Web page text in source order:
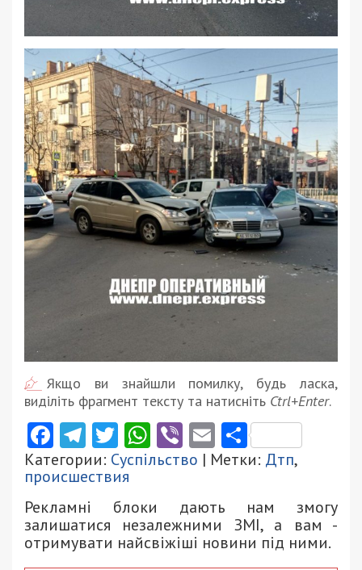
Якщо ви знайшли помилку, будь ласка,
виділіть фрагмент тексту та натисніть Ctrl+Enter.
Facebook
Telegram
Twitter
WhatsApp
ViberEmail
Категории: Суспільство | Метки: Дтп,
происшествия
Рекламні блоки дають нам змогу
залишатися незалежними ЗМІ, а вам -
отримувати найсвіжіші новини під ними.